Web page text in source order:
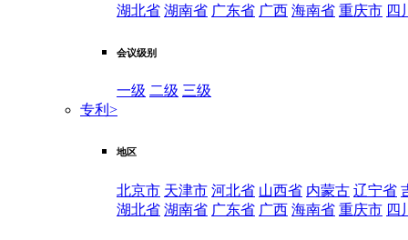
湖北省 湖南省 广东省 广西 海南省 重庆市 四
会议级别
一级 二级 三级
专利 >
地区
北京市 天津市 河北省 山西省 内蒙古 辽宁省
湖北省 湖南省 广东省 广西 海南省 重庆市 四